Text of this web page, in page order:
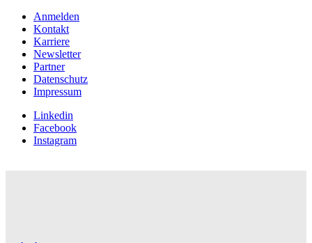
Anmelden
Kontakt
Karriere
Newsletter
Partner
Datenschutz
Impressum
Linkedin
Facebook
Instagram